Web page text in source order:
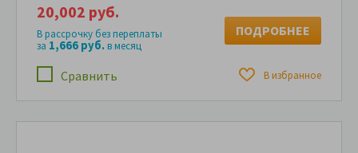
Сравнить В избранное
20,002 руб.
В рассрочку без переплаты
за 1,666 руб.в месяц
ПОДРОБНЕЕ